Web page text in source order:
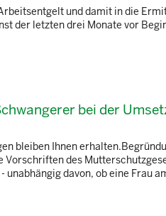
und damit in die
der letzten drei Monate vor
bei der
bleiben Ihnen
Vorschriften des
davon, ob eine Frau